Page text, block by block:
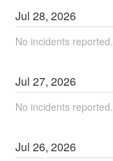
Jul28,2026
No incidents reported.
Jul27,2026
No incidents reported.
Jul26,2026